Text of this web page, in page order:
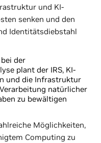
und KI-
senken und den
Identitätsdiebstahl
der
plant der IRS, KI-
und die Infrastruktur
natürlicher
zu bewältigen
Möglichkeiten,
Computing zu